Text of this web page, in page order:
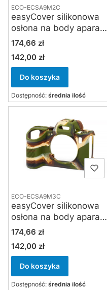
ECO-ECSA9M2C
easyCover silikonowa
osłona na body aparatu
Sony A7 R4 / A9 II -
kamuflaż
Cena
174,66 zł
Cena
142,00 zł
Do koszyka
Dostępność: średnia ilość
ECO-ECSA9M3C
easyCover silikonowa
osłona na body aparatu
Sony A9 III, Sony A1 II -
kamuflaż
Cena
174,66 zł
Cena
142,00 zł
Do koszyka
Dostępność: średnia ilość